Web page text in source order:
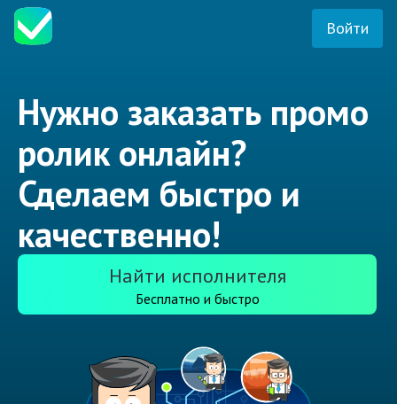
Войти
Нужно заказать промо
ролик онлайн?
Сделаем быстро и
качественно!
Найти исполнителя
Бесплатно и быстро